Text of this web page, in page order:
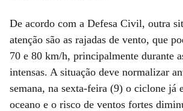
De acordo com a Defesa Civil, outra
atenção são as rajadas de vento, que
70 e 80 km/h, principalmente durante
intensas. A situação deve normalizar
semana, na sexta-feira (9) o ciclone já
oceano e o risco de ventos fortes